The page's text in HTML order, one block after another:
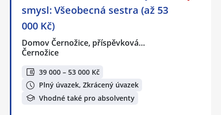
smysl: Všeobecná sestra (až 53
000 Kč)
Domov Černožice, příspěvková…
Černožice
39 000 – 53 000 Kč
Plný úvazek, Zkrácený úvazek
Vhodné také pro absolventy